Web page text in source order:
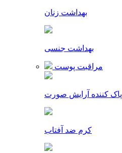
بهداشت زنان
بهداشت جنسی
مراقبت پوست
پاک کننده آرایش صورت
کرم ضد آفتاب